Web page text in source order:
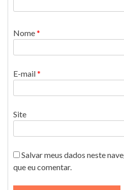
Nome*
E-mail*
Site
Salvar meus dados neste
que eu comentar.